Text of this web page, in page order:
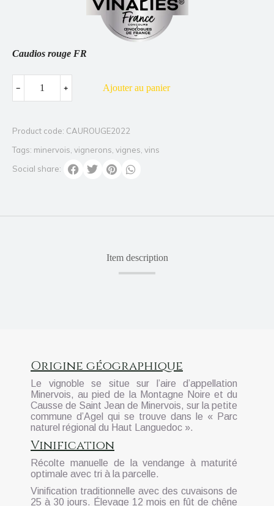
Caudios rouge FR
﹣ ﹢ Ajouter au panier
Product code: CAUROUGE2022
Tags: minervois, vignerons, vignes, vins
Social share:
Item description
Origine géographique
Le vignoble se situe sur l’aire d’appellation
Minervois, au pied de la Montagne Noire et du
Causse de Saint Jean de Minervois, sur la petite
commune d’Agel qui se trouve dans le « Parc
naturel régional du Haut Languedoc ».
Vinification
Récolte manuelle de la vendange à maturité
optimale avec tri à la parcelle.
Vinification traditionnelle avec des cuvaisons de
25 à 30 jours. Élevage 12 mois en fût de chêne